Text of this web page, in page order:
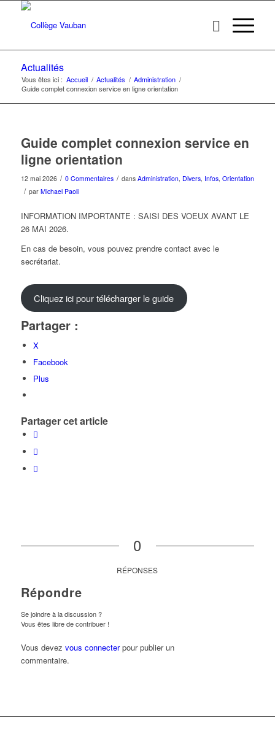
Actualités
Vous êtes ici : Accueil / Actualités / Administration /
Guide complet connexion service en ligne orientation
Guide complet connexion service en
ligne orientation
12 mai 2026 / 0 Commentaires / dans Administration, Divers, Infos, Orientation
/ par Michael Paoli
INFORMATION IMPORTANTE : SAISI DES VOEUX AVANT LE
26 MAI 2026.
En cas de besoin, vous pouvez prendre contact avec le
secrétariat.
Cliquez ici pour télécharger le guide
Partager :
X
Facebook
Plus
Partager cet article
0
RÉPONSES
Répondre
Se joindre à la discussion ?
Vous êtes libre de contribuer !
Vous devez vous connecterpour publier un
commentaire.